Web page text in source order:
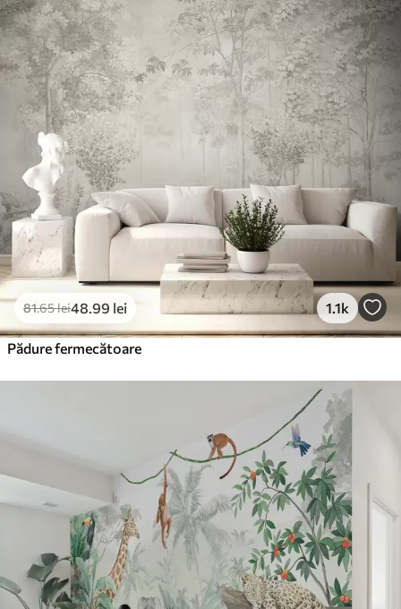
Standard
166.6599.99 lei/m²
Premium
220.02132.01 lei
Vinil Premium
250.00150.00lei/m²
Peel and Stick
300.00
81.65lei48 .99 lei 1.1k
Pădure fermecătoare